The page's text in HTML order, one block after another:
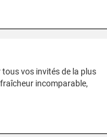
vos invités de la plus
incomparable,